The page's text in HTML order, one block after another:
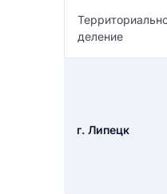
деление
г. Липецк
Введите свой номер
Название населенного